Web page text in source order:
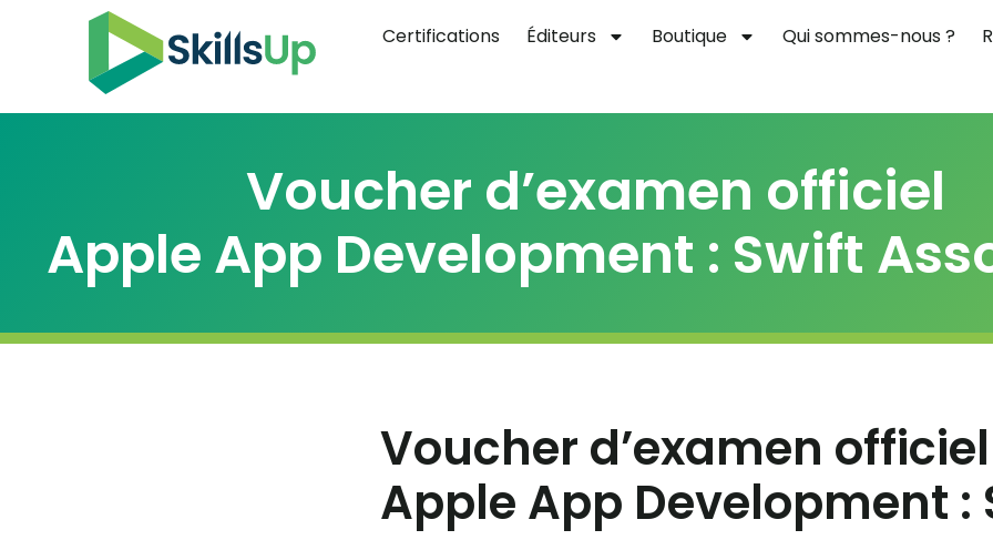
Certifications Éditeurs Boutique Qui sommes-nous ?
Voucher d’examen officiel
Apple App Development : Swift
Voucher d’examen officiel
Apple App Development :